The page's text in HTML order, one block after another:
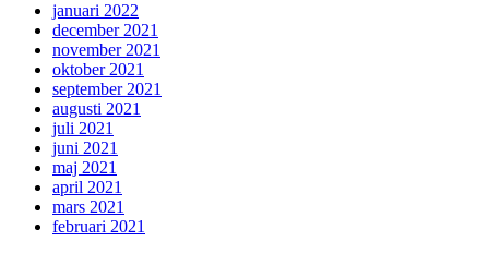
januari 2022
december 2021
november 2021
oktober 2021
september 2021
augusti 2021
juli 2021
juni 2021
maj 2021
april 2021
mars 2021
februari 2021